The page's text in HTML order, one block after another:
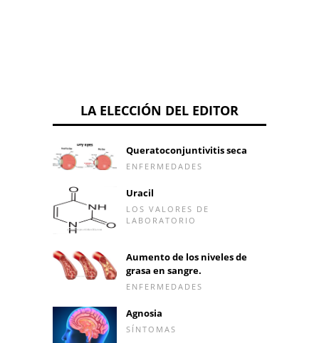
LA ELECCIÓN DEL EDITOR
Queratoconjuntivitis seca
ENFERMEDADES
Uracil
LOS VALORES DE
LABORATORIO
Aumento de los niveles de
grasa en sangre.
ENFERMEDADES
Agnosia
SÍNTOMAS